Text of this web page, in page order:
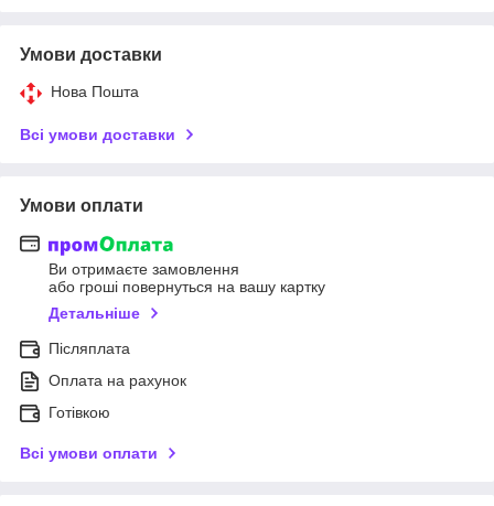
Умови доставки
Нова Пошта
Всі умови доставки
Умови оплати
Ви отримаєте замовлення
або гроші повернуться на вашу картку
Детальніше
Післяплата
Оплата на рахунок
Готівкою
Всі умови оплати